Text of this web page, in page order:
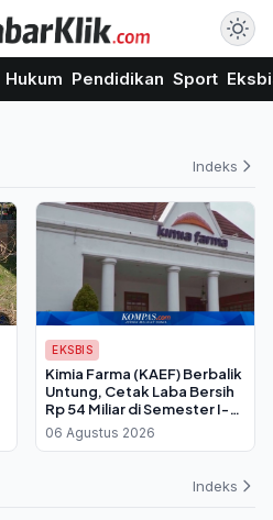
Hukum Pendidikan Sport
Indeks
EKSBIS
Kimia Farma (KAEF) Berbalik
Untung, Cetak Laba Bersih
Rp 54 Miliar di Semester I-
2026
06 Agustus 2026
Indeks